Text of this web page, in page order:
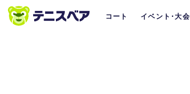
コート イベント･大会